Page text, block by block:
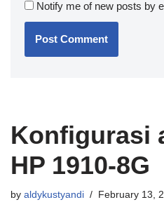
Notify me of new posts by
Konfigurasi
HP 1910-8G
by aldykustyandi February 13,